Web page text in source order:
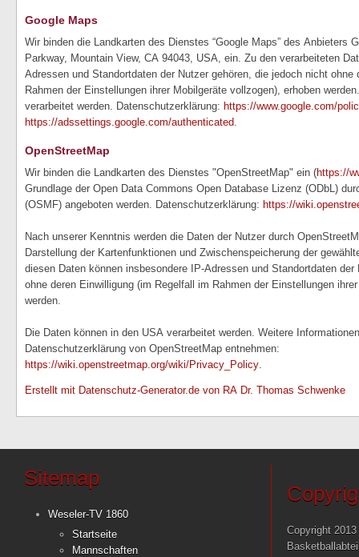
Google Maps
Wir binden die Landkarten des Dienstes “Google Maps” des Anbieters
Parkway, Mountain View, CA 94043, USA, ein. Zu den verarbeiteten
Adressen und Standortdaten der Nutzer gehören, die jedoch nicht
Rahmen der Einstellungen ihrer Mobilgeräte vollzogen), erhoben
verarbeitet werden. Datenschutzerklärung: https://www.google.com/
https://adssettings.google.com/authenticated.
OpenStreetMap
Wir binden die Landkarten des Dienstes "OpenStreetMap" ein (https://
Grundlage der Open Data Commons Open Database Lizenz (ODbL)
(OSMF) angeboten werden. Datenschutzerklärung: https://
Nach unserer Kenntnis werden die Daten der Nutzer durch
Darstellung der Kartenfunktionen und Zwischenspeicherung der
diesen Daten können insbesondere IP-Adressen und Standortdaten
ohne deren Einwilligung (im Regelfall im Rahmen der Einstellungen
werden.
Die Daten können in den USA verarbeitet werden. Weitere
Datenschutzerklärung von OpenStreetMap entnehmen:
https://wiki.openstreetmap.org/wiki/Privacy_Policy.
Erstellt mit Datenschutz-Generator.de von RA Dr. Thomas Schwenke
Sitemap
Weseler-TV 1860
Startseite
Mannschaften
Copyright